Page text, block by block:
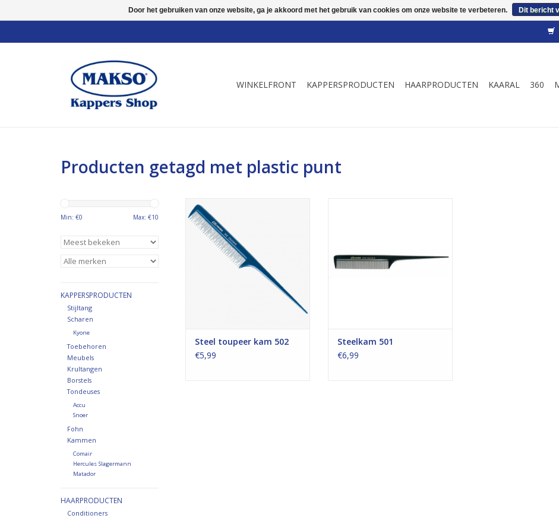
WINKELFRONT KAPPERSPRODUCTEN HAARPRODUCTEN KAARAL 360
Producten getagd met plastic punt
Min: €0 Max: €10
KAPPERSPRODUCTEN
Stijltang
Scharen
Kyone
Toebehoren
Meubels
Krultangen
Borstels
Tondeuses
Accu
Snoer
Fohn
Kammen
Comair
Hercules Slagermann
Matador
HAARPRODUCTEN
Conditioners
TOEVOEGEN AAN WINKELWAGEN
Steel toupeer kam 502
€5,99
Steelkam 501
€6,99
Door het gebruiken van onze website, ga je akkoord met het gebruik van cookies om onze website te verbeteren. Dit bericht